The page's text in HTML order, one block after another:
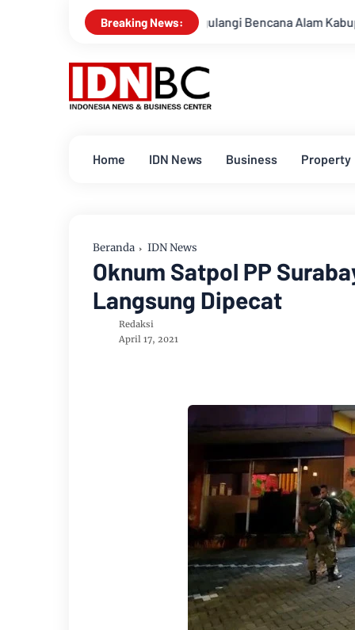
Breaking News:
Untuk Menanggulangi Bencana Alam Kabupaten Bengkalis
Home IDN News Business Property
Beranda IDN News
Oknum Satpol PP
Langsung Dipecat
Redaksi
April 17, 2021